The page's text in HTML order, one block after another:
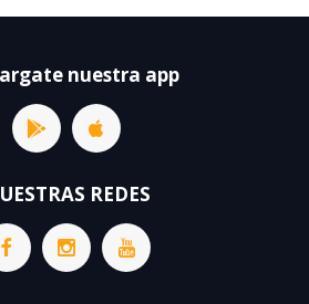
nuestra app
REDES